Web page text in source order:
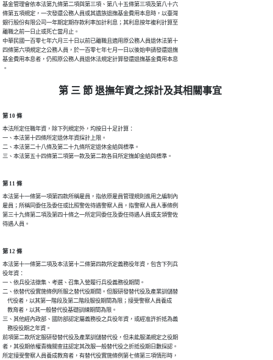
基金管理會依本法第九條第二項與第三項、第八十五條第三項及第八十六
條第五項規定，一次發還公務人員或其遺族退撫基金費用本息時，以臺灣
銀行股份有限公司一年期定期存款利率加計利息；其利息按年複利計算至
離職之前一日止或死亡當月止。
中華民國一百零七年六月三十日以前已離職且適用原公務人員退休法第十
四條第六項規定之公務人員，於一百零七年七月一日以後始申請發還退撫
基金費用本息者，仍照原公務人員退休法規定計算發還退撫基金費用本息
。
第 三 節 退撫年資之採計及其相關事宜
第 10 條
本法所定任職年資，除下列規定外，均按日十足計算：
一、本法第十四條所定退休年資採計上限。
二、本法第二十八條及第二十九條所定退休金給與標準。
三、本法第五十四條第二項第一款及第二款各目所定撫卹金給與標準。
第 11 條
本法第十一條第一項第四款所稱雇員，指依原雇員管理規則進用之編制內
雇員；所稱同委任及委任或比照警佐待遇警察人員，指警察人員人事條例
第三十九條第二項及第四十條之一所定同委任及委任待遇人員或支領警佐
待遇人員。
第 12 條
本法第十一條第二項及本法第十二條第四款所定義務役年資，包含下列兵
役年資：
一、依兵役法徵集、考選、召集入營履行兵役義務役期間。
二、依替代役實施條例所服之替代役期間。但服研發替代役及產業訓儲替
    代役者，以其第一階段及第二階段服役期間為限；接受警察人員養成
    教育者，以其一般替代役基礎訓練期間為限。
三、其他經內政部、國防部認定屬義務役之兵役年資，或經准許折抵為義
    務役役期之年資。
前項第二款所定服研發替代役及產業訓儲替代役，但未能服滿規定之役期
者，其役期依權責機關查註認定其改服一般替代役之折抵役期日數採認。
所定接受警察人員養成教育者，有替代役實施條例第七條第三項情形時，